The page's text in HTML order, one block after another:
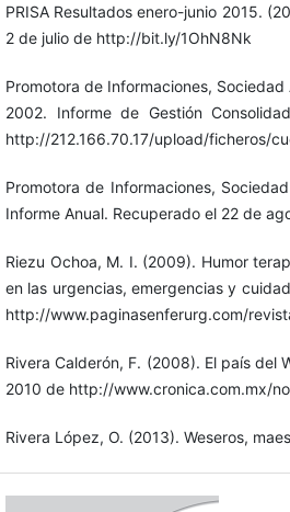
PRISA Resultados enero-junio 2015.
2 de julio de http://bit.ly/1OhN8Nk
Promotora de Informaciones, Sociedad
2002. Informe de Gestión
http://212.166.70.17/upload/ficheros/
Promotora de Informaciones,
Informe Anual. Recuperado el 22 de
Riezu Ochoa, M. I. (2009). Humor
en las urgencias, emergencias y
http://www.paginasenferurg.com/
Rivera Calderón, F. (2008). El país del
2010 de http://www.cronica.com.mx/
Rivera López, O. (2013). Weseros,